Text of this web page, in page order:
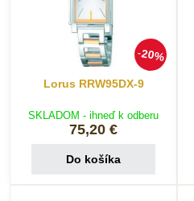
20%
Lorus RRW95DX-9
SKLADOM - ihneď k odberu
75,20 €
Do košíka